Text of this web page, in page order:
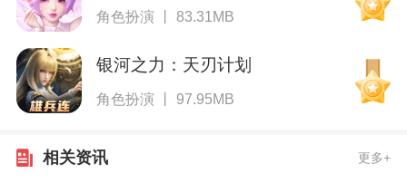
角色扮演 丨 83.31MB
银河之力：天刃计划
角色扮演 丨 97.95MB
相关资讯 更多+